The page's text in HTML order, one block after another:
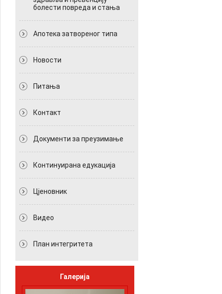
болести повреда и стања
Апотека затвореног типа
Новости
Питања
Контакт
Документи за преузимање
Континуирана едукација
Цјеновник
Видео
План интегритета
Галерија